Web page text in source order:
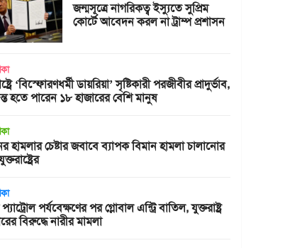
জন্মসূত্রে নাগরিকত্ব ইস্যুতে সুপ্রিম
কোর্টে আবেদন করল না ট্রাম্প প্রশাসন
‘বিস্ফোরণধর্মী ডায়রিয়া’ সৃষ্টিকারী পরজীবীর প্রাদুর্ভাব,
হতে পারেন ১৮ হাজারের বেশি মানুষ
হামলার চেষ্টার জবাবে ব্যাপক বিমান হামলা চালানোর
প্যাট্রোল পর্যবেক্ষণের পর গ্লোবাল এন্ট্রি বাতিল, যুক্তরাষ্ট্র
বিরুদ্ধে নারীর মামলা